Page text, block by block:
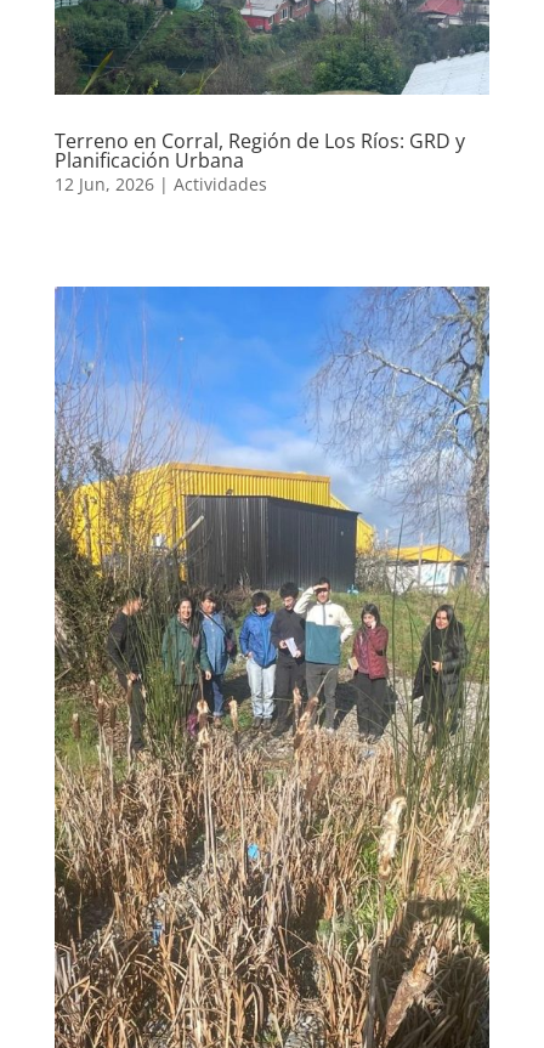
Terreno en Corral, Región de Los Ríos: GRD y
Planificación Urbana
12 Jun, 2026| Actividades